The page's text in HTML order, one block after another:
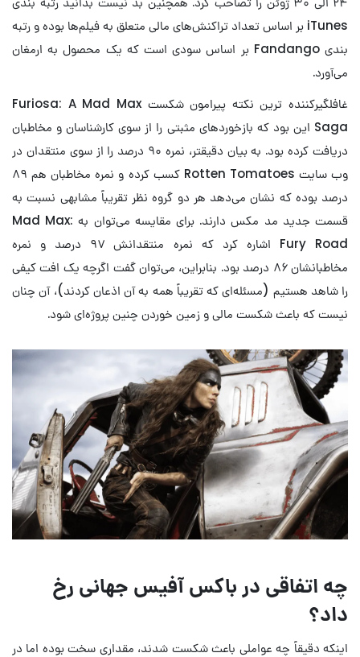
iTunes بر اساس تعداد تراکنش‌های مالی متعلق به فیلم‌ها بوده و رتبه
بندی Fandango بر اساس سودی است که یک محصول به ارمغان
می‌آورد.
غافلگیرکننده ترین نکته پیرامون شکست Furiosa: A Mad Max
Saga این بود که بازخوردهای مثبتی را از سوی کارشناسان و مخاطبان
دریافت کرده بود. به بیان دقیقتر، نمره ۹۰ درصد را از سوی منتقدان در
وب سایت Rotten Tomatoes کسب کرده و نمره مخاطبان هم ۸۹
درصد بوده که نشان می‌دهد هر دو گروه نظر تقریباً مشابهی نسبت به
قسمت جدید مد مکس دارند. برای مقایسه می‌توان به Mad Max:
Fury Road اشاره کرد که نمره منتقدانش ۹۷ درصد و نمره
مخاطبانشان ۸۶ درصد بود. بنابراین، می‌توان گفت اگرچه یک افت کیفی
را شاهد هستیم (مسئله‌ای که تقریباً همه به آن اذعان کردند)، آن چنان
نیست که باعث شکست مالی و زمین خوردن چنین پروژه‌ای شود.
چه اتفاقی در باکس آفیس جهانی رخ
داد؟
اینکه دقیقاً چه عواملی باعث شکست شدند، مقداری سخت بوده اما در